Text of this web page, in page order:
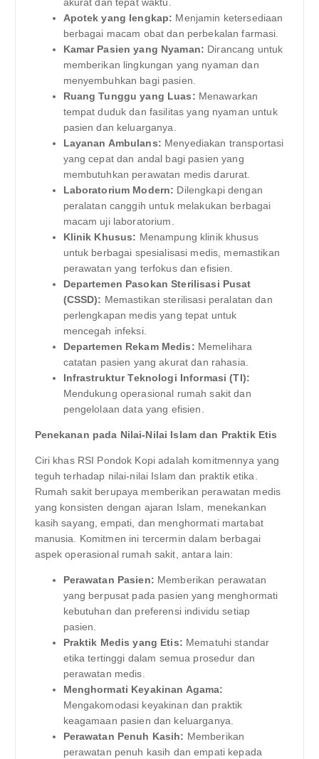
akurat dan tepat waktu.
Apotek yang lengkap: Menjamin ketersediaan
berbagai macam obat dan perbekalan farmasi.
Kamar Pasien yang Nyaman: Dirancang untuk
memberikan lingkungan yang nyaman dan
menyembuhkan bagi pasien.
Ruang Tunggu yang Luas: Menawarkan
tempat duduk dan fasilitas yang nyaman untuk
pasien dan keluarganya.
Layanan Ambulans: Menyediakan transportasi
yang cepat dan andal bagi pasien yang
membutuhkan perawatan medis darurat.
Laboratorium Modern: Dilengkapi dengan
peralatan canggih untuk melakukan berbagai
macam uji laboratorium.
Klinik Khusus: Menampung klinik khusus
untuk berbagai spesialisasi medis, memastikan
perawatan yang terfokus dan efisien.
Departemen Pasokan Sterilisasi Pusat
(CSSD): Memastikan sterilisasi peralatan dan
perlengkapan medis yang tepat untuk
mencegah infeksi.
Departemen Rekam Medis: Memelihara
catatan pasien yang akurat dan rahasia.
Infrastruktur Teknologi Informasi (TI):
Mendukung operasional rumah sakit dan
pengelolaan data yang efisien.
Penekanan pada Nilai-Nilai Islam dan Praktik Etis
Ciri khas RSI Pondok Kopi adalah komitmennya yang
teguh terhadap nilai-nilai Islam dan praktik etika.
Rumah sakit berupaya memberikan perawatan medis
yang konsisten dengan ajaran Islam, menekankan
kasih sayang, empati, dan menghormati martabat
manusia. Komitmen ini tercermin dalam berbagai
aspek operasional rumah sakit, antara lain:
Perawatan Pasien: Memberikan perawatan
yang berpusat pada pasien yang menghormati
kebutuhan dan preferensi individu setiap
pasien.
Praktik Medis yang Etis: Mematuhi standar
etika tertinggi dalam semua prosedur dan
perawatan medis.
Menghormati Keyakinan Agama:
Mengakomodasi keyakinan dan praktik
keagamaan pasien dan keluarganya.
Perawatan Penuh Kasih: Memberikan
perawatan penuh kasih dan empati kepada